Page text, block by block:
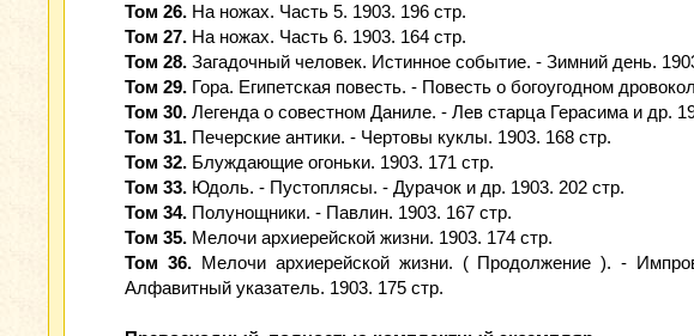
Том 26. На ножах. Часть 5. 1903. 196 стр.
Том 27. На ножах. Часть 6. 1903. 164 стр.
Том 28. Загадочный человек. Истинное событие. - Зимний день.
Том 29. Гора. Египетская повесть. - Повесть о богоугодном
Том 30. Легенда о совестном Даниле. - Лев старца Герасима и др.
Том 31. Печерские антики. - Чертовы куклы. 1903. 168 стр.
Том 32. Блуждающие огоньки. 1903. 171 стр.
Том 33. Юдоль. - Пустоплясы. - Дурачок и др. 1903. 202 стр.
Том 34. Полунощники. - Павлин. 1903. 167 стр.
Том 35. Мелочи архиерейской жизни. 1903. 174 стр.
Том 36. Мелочи архиерейской жизни. ( Продолжение ). -
Алфавитный указатель. 1903. 175 стр.